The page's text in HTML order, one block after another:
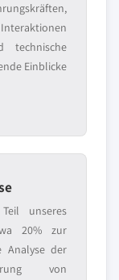
technische
Einblicke
unseres
20% zur
Analyse der
von